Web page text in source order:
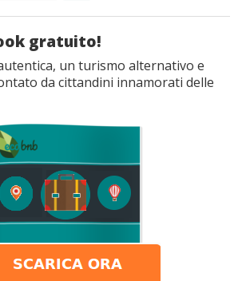
gratuito!
un turismo alternativo e
da cittandini innamorati delle